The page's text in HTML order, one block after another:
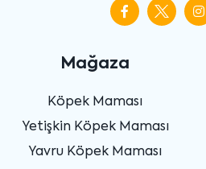
Mağaza
Köpek Maması
Yetişkin Köpek Maması
Yavru Köpek Maması